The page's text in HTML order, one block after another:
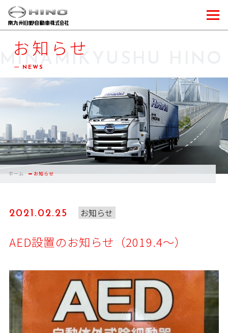
MINAMIKYUSHU HINO
お知らせ
NEWS
ホーム お知らせ
2021.02.25 お知らせ
AED設置のお知らせ（2019.4～）